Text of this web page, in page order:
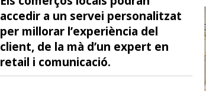
accedir a un servei personalitzat
per millorar l’experiència del
client, de la mà d’un expert en
retail i comunicació.